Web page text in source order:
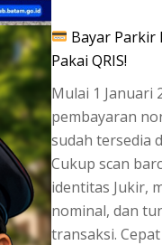
Bayar Parkir
Pakai QRIS!
Mulai 1 Januari
pembayaran
sudah tersedia
Cukup scan
identitas Jukir,
nominal, dan
transaksi.